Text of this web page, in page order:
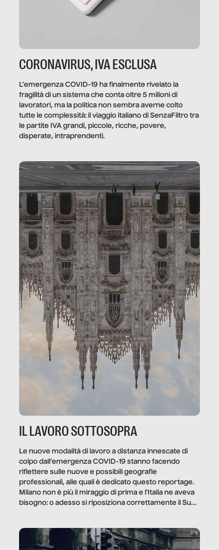
CORONAVIRUS, IVA ESCLUSA
L’emergenza COVID-19 ha finalmente rivelato la
fragilità di un sistema che conta oltre 5 milioni di
lavoratori, ma la politica non sembra averne colto
tutte le complessità: il viaggio italiano di SenzaFiltro tra
le partite IVA grandi, piccole, ricche, povere,
disperate, intraprendenti.
IL LAVORO SOTTOSOPRA
Le nuove modalità di lavoro a distanza innescate di
colpo dall’emergenza COVID-19 stanno facendo
riflettere sulle nuove e possibili geografie
professionali, alle quali è dedicato questo reportage.
Milano non è più il miraggio di prima e l’Italia ne aveva
bisogno: o adesso si riposiziona correttamente il Sud